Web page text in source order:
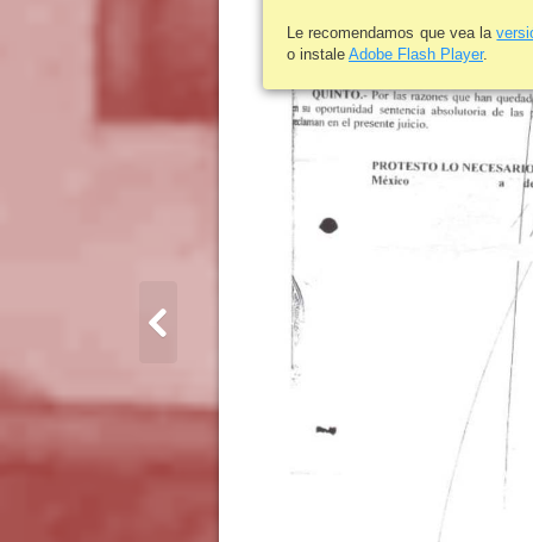
Le recomendamos que vea la
o instale Adobe Flash Player.